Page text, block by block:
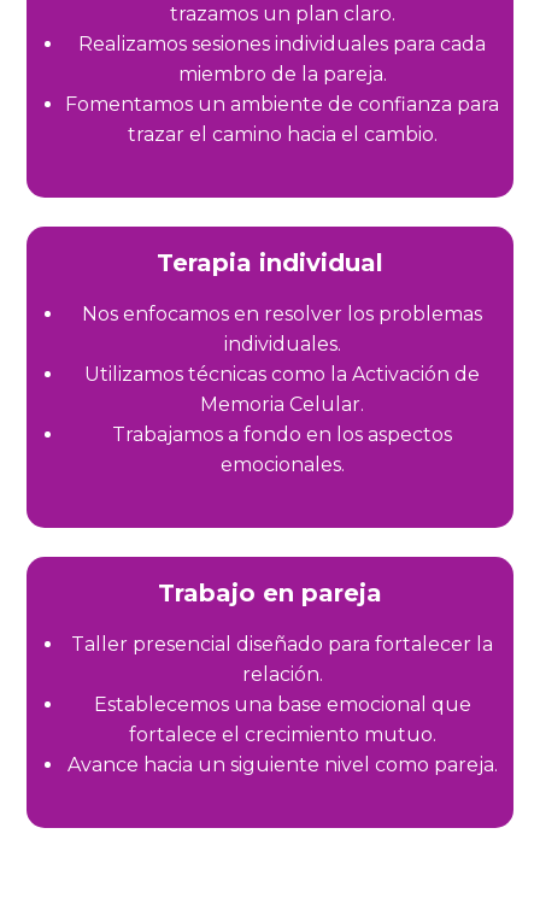
trazamos un plan claro.
Realizamos sesiones individuales para cada
miembro de la pareja.
Fomentamos un ambiente de confianza para
trazar el camino hacia el cambio.
Terapia individual
Nos enfocamos en resolver los problemas
individuales.
Utilizamos técnicas como la Activación de
Memoria Celular.
Trabajamos a fondo en los aspectos
emocionales.
Trabajo en pareja
Taller presencial diseñado para fortalecer la
relación.
Establecemos una base emocional que
fortalece el crecimiento mutuo.
Avance hacia un siguiente nivel como pareja.